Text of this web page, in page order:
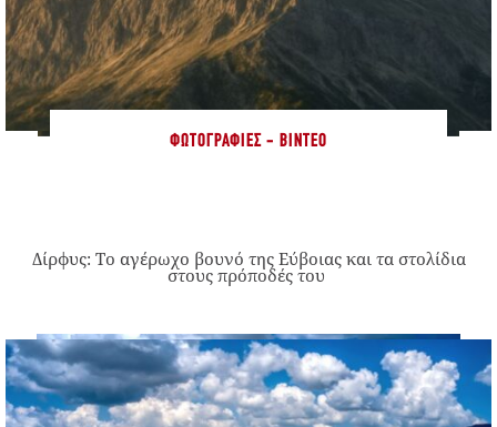
ΦΩΤΟΓΡΑΦΊΕΣ - ΒΊΝΤΕΟ
Δίρφυς: Το αγέρωχο βουνό της Εύβοιας και τα στολίδια
στους πρόποδές του